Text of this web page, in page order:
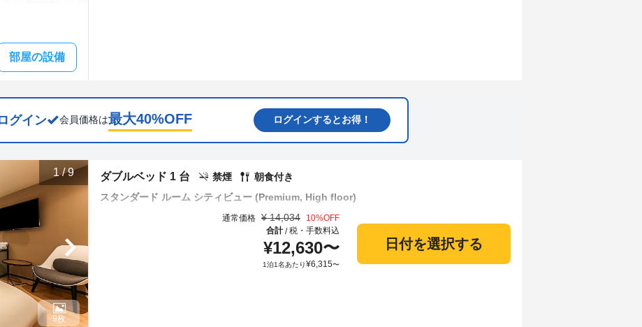
部屋の設備
グイン 会員価格は最大40%OFF ログインするとお得！
1/9
9枚
スタンダード ルーム シティビュー (Premium, High floor)
禁煙 朝食付き
ダブルベッド 1 台
通常価格 ¥ 14,034 10%OFF
合計/税・手数料込
¥12,630〜
1泊1名あたり¥6,315〜
日付を選択する